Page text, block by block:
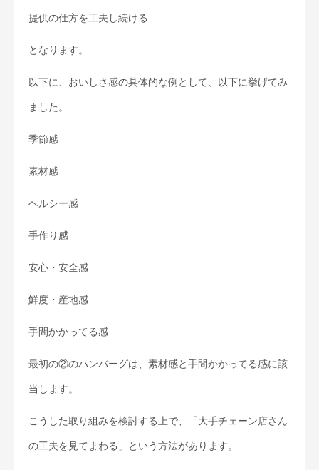
提供の仕方を工夫し続ける
となります。
以下に、おいしさ感の具体的な例として、以下に挙げてみ
ました。
季節感
素材感
ヘルシー感
手作り感
安心・安全感
鮮度・産地感
手間かかってる感
最初の②のハンバーグは、素材感と手間かかってる感に該
当します。
こうした取り組みを検討する上で、「大手チェーン店さん
の工夫を見てまわる」という方法があります。